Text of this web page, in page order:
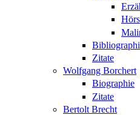
Zitate
Wolfgang Borchert
Biographie
Zitate
Bertolt Brecht